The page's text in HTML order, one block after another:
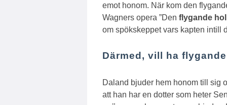
emot honom. När kom den
Wagners opera ”Den flygande
om spökskeppet vars kapten intill
Därmed, vill ha
Daland bjuder hem honom till sig
att han har en dotter som heter